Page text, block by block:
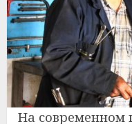
На современном